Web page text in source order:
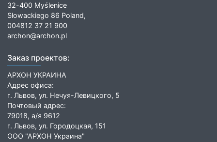
32-400 Myślenice
Słowackiego 86 Poland,
004812 37 21 900
archon@archon.pl
Заказ проектов:
АРХОН УКРАИНА
Адрес офиса:
г. Львов, ул. Нечуя-Левицкого, 5
Почтовый адрес:
79018, а/я 9612
г. Львов, ул. Городоцкая, 151
ООО "АРХОН Украина"